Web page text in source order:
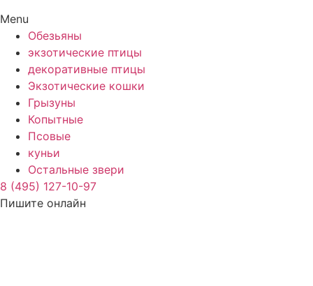
Menu
Обезьяны
экзотические птицы
декоративные птицы
Экзотические кошки
Грызуны
Копытные
Псовые
куньи
Остальные звери
8 (495) 127-10-97
Пишите онлайн